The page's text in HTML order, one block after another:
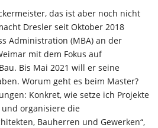
das ist aber noch nicht
Dresler seit Oktober 2018
Administration (MBA) an der
mit dem Fokus auf
Bis Mai 2021 will er seine
Worum geht es beim Master?
Konkret, wie setze ich Projekte
organisiere die
Bauherren und Gewerken“,